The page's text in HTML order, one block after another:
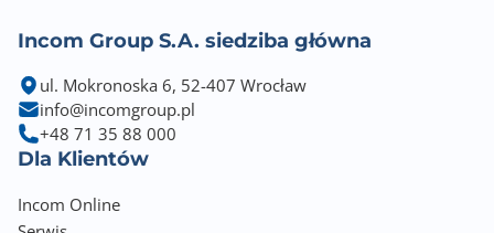
Incom Group S.A. siedziba główna
ul. Mokronoska 6, 52-407 Wrocław
info@incomgroup.pl
+48 71 35 88 000
Dla Klientów
Incom Online